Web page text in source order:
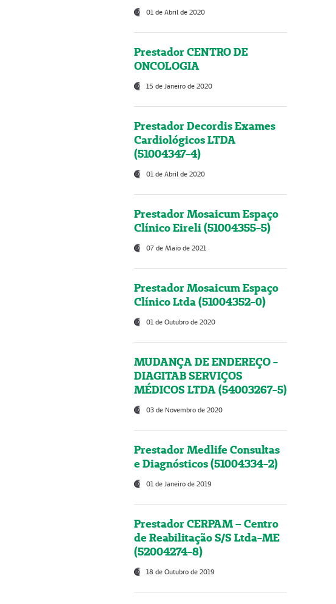
01 de Abril de 2020
Prestador CENTRO DE
ONCOLOGIA
15 de Janeiro de 2020
Prestador Decordis Exames
Cardiológicos LTDA
(51004347-4)
01 de Abril de 2020
Prestador Mosaicum Espaço
Clínico Eireli (51004355-5)
07 de Maio de 2021
Prestador Mosaicum Espaço
Clínico Ltda (51004352-0)
01 de Outubro de 2020
MUDANÇA DE ENDEREÇO -
DIAGITAB SERVIÇOS
MÉDICOS LTDA (54003267-5)
03 de Novembro de 2020
Prestador Medlife Consultas
e Diagnósticos (51004334-2)
01 de Janeiro de 2019
Prestador CERPAM – Centro
de Reabilitação S/S Ltda-ME
(52004274-8)
18 de Outubro de 2019